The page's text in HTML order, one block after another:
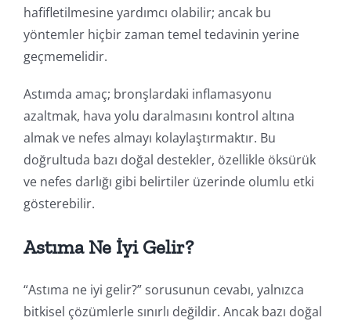
hafifletilmesine yardımcı olabilir; ancak bu
yöntemler hiçbir zaman temel tedavinin yerine
geçmemelidir.
Astımda amaç; bronşlardaki inflamasyonu
azaltmak, hava yolu daralmasını kontrol altına
almak ve nefes almayı kolaylaştırmaktır. Bu
doğrultuda bazı doğal destekler, özellikle öksürük
ve nefes darlığı gibi belirtiler üzerinde olumlu etki
gösterebilir.
Astıma Ne İyi Gelir?
“Astıma ne iyi gelir?” sorusunun cevabı, yalnızca
bitkisel çözümlerle sınırlı değildir. Ancak bazı doğal